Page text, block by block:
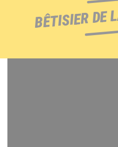
BÊTISIER DE